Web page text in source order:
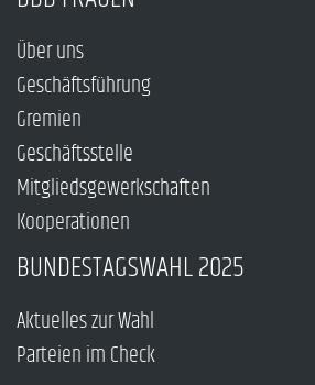
Über uns
Geschäftsführung
Gremien
Geschäftsstelle
Mitgliedsgewerkschaften
Kooperationen
BUNDESTAGSWAHL 2025
Aktuelles zur Wahl
Parteien im Check